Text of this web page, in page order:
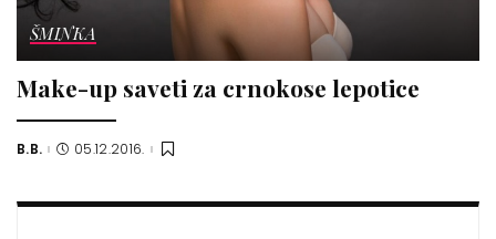
ŠMINKA
Make-up saveti za crnokose lepotice
Posted
B.B. 05.12.2016.